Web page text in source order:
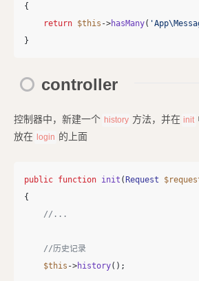
{
return $this ->hasMany(
}
controller
控制器中，新建一个 history 方法，并在 init
放在 login 的上面
public function init ( Request
{
//...
//历史记录
$this ->history();